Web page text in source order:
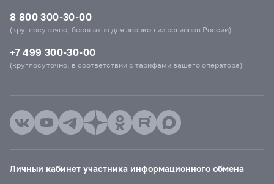
8 800 300-30-00
(круглосуточно, бесплатно для звонков из регионов России)
+7 499 300-30-00
(круглосуточно, в соответствии с тарифами вашего оператора)
Личный кабинет участника информационного обмена